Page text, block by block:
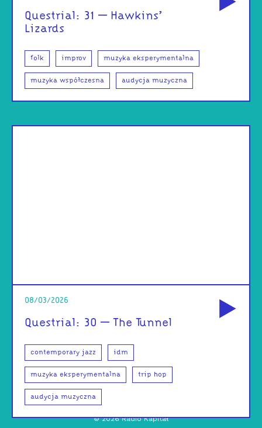
Questrial: 31 – Hawkins’
Lizards
folk improv muzyka eksperymentalna
muzyka współczesna audycja muzyczna
08/03/2026
Questrial: 30 – The Tunnel
contemporary jazz idm
muzyka eksperymentalna trip hop
audycja muzyczna
©2026 Radio Kapitał